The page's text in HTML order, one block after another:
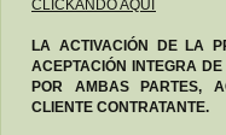
CLICKANDO AQUÍ
LA ACTIVACIÓN DE LA
ACEPTACIÓN INTEGRA
POR AMBAS PARTES,
CLIENTE CONTRATANTE.